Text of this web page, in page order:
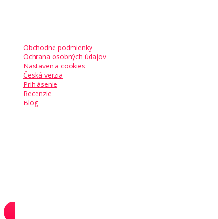
Obchodné podmienky
Ochrana osobných údajov
Nastavenia cookies
Česká verzia
Prihlásenie
Recenzie
Blog